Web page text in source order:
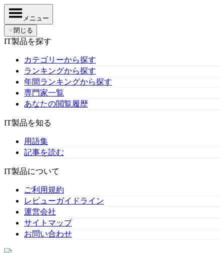
メニュー
✕ 閉じる
IT製品を探す
カテゴリーから探す
ランキングから探す
年間ランキングから探す
専門家一覧
あなたの閲覧履歴
IT製品を知る
用語集
記事を読む
IT製品について
ご利用規約
レビューガイドライン
運営会社
サイトマップ
お問い合わせ